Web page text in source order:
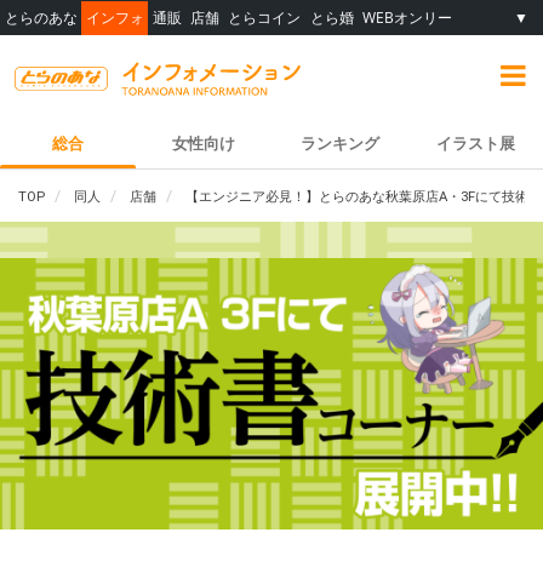
とらのあな インフォ 通販 店舗 とらコイン とら婚 WEBオンリー ▼
総合 女性向け ランキング イラスト展
TOP 同人 店舗 【エンジニア必見！】とらのあな秋葉原店A・3Fにて技